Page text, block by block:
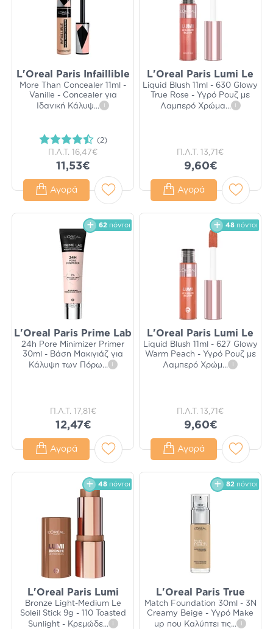
L'Oreal Paris Infaillible
More Than Concealer 11ml -
Vanille - Concealer για
Ιδανική Κάλυψ... i
(2)
Π.Λ.Τ. 16,47€
11,53€
Αγορά
L'Oreal Paris Lumi Le
Liquid Blush 11ml - 630 Glowy
True Rose - Υγρό Ρουζ με
Λαμπερό Χρώμα... i
Π.Λ.Τ. 13,71€
9,60€
Αγορά
62 πόντοι
L'Oreal Paris Prime Lab
24h Pore Minimizer Primer
30ml - Βάση Μακιγιάζ για
Κάλυψη των Πόρω... i
Π.Λ.Τ. 17,81€
12,47€
Αγορά
48 πόντοι
L'Oreal Paris Lumi Le
Liquid Blush 11ml - 627 Glowy
Warm Peach - Υγρό Ρουζ με
Λαμπερό Χρώμ... i
Π.Λ.Τ. 13,71€
9,60€
Αγορά
48 πόντοι
L'Oreal Paris Lumi
Bronze Light-Medium Le
Soleil Stick 9g - 110 Toasted
Sunlight - Κρεμώδε... i
82 πόντοι
L'Oreal Paris True
Match Foundation 30ml - 3N
Creamy Beige - Υγρό Make
up που Καλύπτει τις... i